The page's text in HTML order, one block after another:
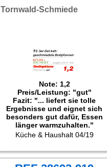
Tornwald-Schmiede
Note: 1,2
Preis/Leistung: "gut"
Fazit: "... liefert sie tolle
Ergebnisse und eignet sich
besonders gut dafür, Essen
länger warmzuhalten."
Getestet wurde das Set NC-
Küche & Haushalt 04/19